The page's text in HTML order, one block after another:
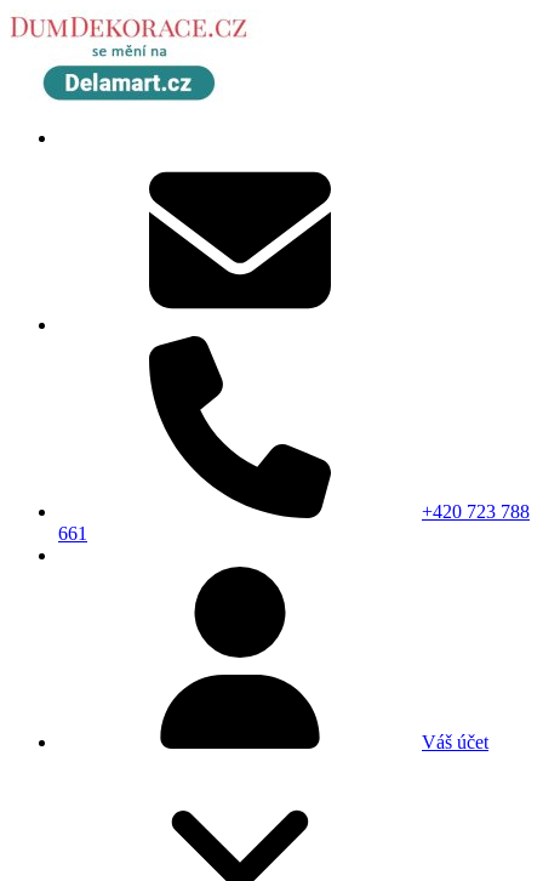
+420 723 788
661
Váš účet